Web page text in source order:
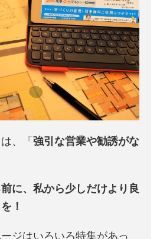
、「強引な営業や勧誘がな
に、私から少しだけより良
！
ジはいろいろ特集があっ